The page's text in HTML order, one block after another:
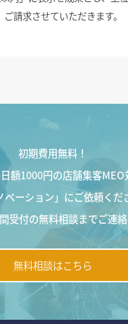
請求させていただきます。
初期費用無料！
額1000円の店舗集客MEO
ベーション」にご依頼くだ
受付の無料相談までご連絡
無料相談はこちら